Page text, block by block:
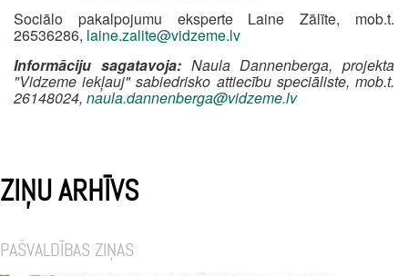
Sociālo pakalpojumu eksperte Laine Zālīte, mob.t.
26536286, laine.zalite@vidzeme.lv
Informāciju sagatavoja:Naula Dannenberga, projekta
"Vidzeme iekļauj" sabiedrisko attiecību speciāliste, mob.t.
26148024, naula.dannenberga@vidzeme.lv
ZIŅU ARHĪVS
PAŠVALDĪBAS ZIŅAS